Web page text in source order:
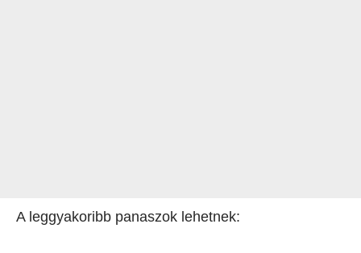
A leggyakoribb panaszok lehetnek: